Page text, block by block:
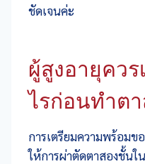
ชัดเจนค่ะ
ผู้สูงอายุควร
ไรก่อนทำต
การเตรียมความพร้อมข
ให้การผ่าตัดตาสองชั้นใ